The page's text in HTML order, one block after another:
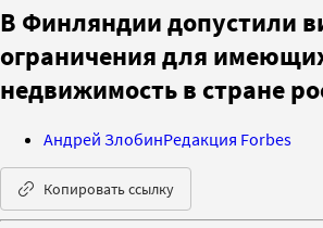
В Финляндии допустили
ограничения для
недвижимость в стране
Андрей ЗлобинРедакция Forbes
Копировать ссылку